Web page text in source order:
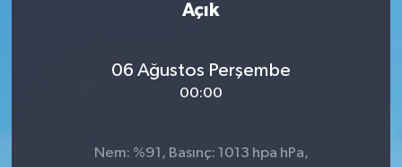
Açık
06 Ağustos Perşembe
00:00
Nem: %91, Basınç: 1013 hpa hPa,